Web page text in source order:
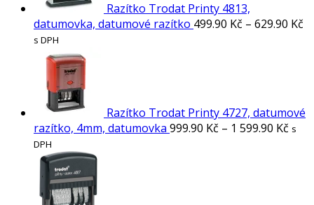
Razítko Trodat Printy 4813,
datumovka, datumové razítko 499.90 Kč – 629.90 Kč
s DPH
Razítko Trodat Printy 4727, datumové
razítko, 4mm, datumovka 999.90 Kč – 1 599.90 Kč s
DPH